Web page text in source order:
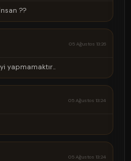
??
05 Ağustos 13:26
yapmamaktır..
05 Ağustos 13:24
05 Ağustos 13:24